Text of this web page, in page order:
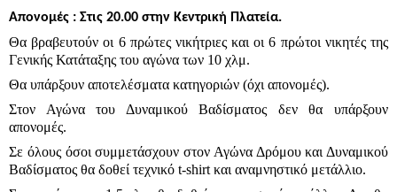
Απονομές : Στις 20.00 στην Κεντρική Πλατεία.
Θα βραβευτούν οι 6 πρώτες νικήτριες και οι 6 πρώτοι νικητές της
Γενικής Κατάταξης του αγώνα των 10 χλμ.
Θα υπάρξουν αποτελέσματα κατηγοριών (όχι απονομές).
Στον Αγώνα του Δυναμικού Βαδίσματος δεν θα υπάρξουν
απονομές.
Σε όλους όσοι συμμετάσχουν στον Αγώνα Δρόμου και Δυναμικού
Βαδίσματος θα δοθεί τεχνικό t-shirt και αναμνηστικό μετάλλιο.